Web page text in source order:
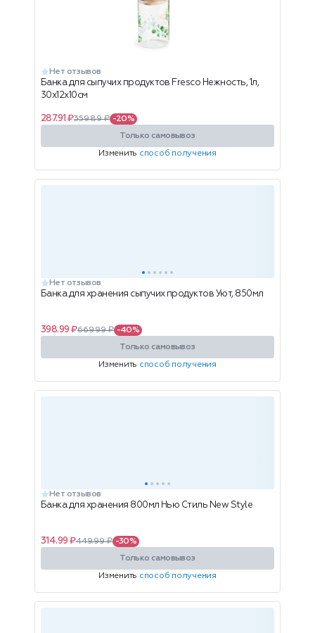
Нет отзывов
Банка для сыпучих продуктов Fresco Нежность, 1л,
30x12x10см
287.91 ₽359.89 ₽ -20%
Только самовывоз
Изменить способ получения
Нет отзывов
Банка для хранения сыпучих продуктов Уют, 850мл
398.99 ₽669.99 ₽ -40%
Только самовывоз
Изменить способ получения
Нет отзывов
Банка для хранения 800мл Нью Стиль New Style
314.99 ₽449.99 ₽ -30%
Только самовывоз
Изменить способ получения